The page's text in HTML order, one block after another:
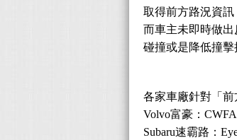
取得前方路況資
而車主未即時做
碰撞或是降低撞擊
各家車廠針對「前
Volvo富豪：
Subaru速霸路：